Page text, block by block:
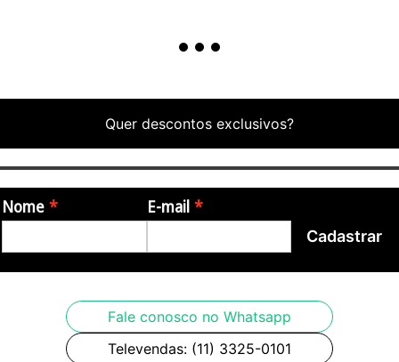
Quer descontos exclusivos?
Nome E-mail
Cadastrar
Fale conosco no Whatsapp
Televendas: (11) 3325-0101